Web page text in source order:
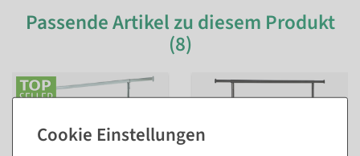
Passende Artikel zu diesem Produkt
(8)